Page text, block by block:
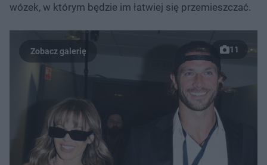
wózek, w którym będzie im łatwiej się przemieszczać.
11